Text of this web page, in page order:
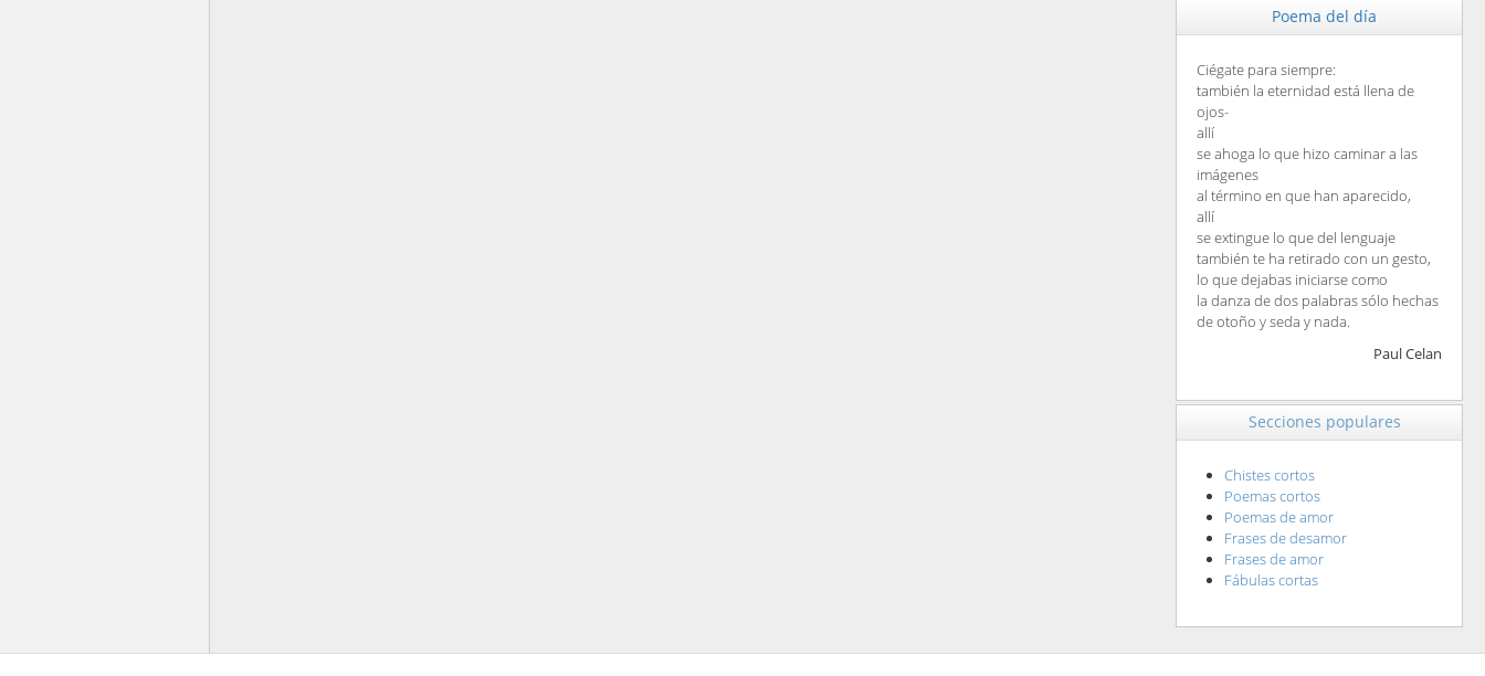
Poema del día
Ciégate para siempre:
también la eternidad está llena de
ojos-
allí
se ahoga lo que hizo caminar a las
imágenes
al término en que han aparecido,
allí
se extingue lo que del lenguaje
también te ha retirado con un gesto,
lo que dejabas iniciarse como
la danza de dos palabras sólo hechas
de otoño y seda y nada.
Paul Celan
Secciones populares
Chistes cortos
Poemas cortos
Poemas de amor
Frases de desamor
Frases de amor
Fábulas cortas